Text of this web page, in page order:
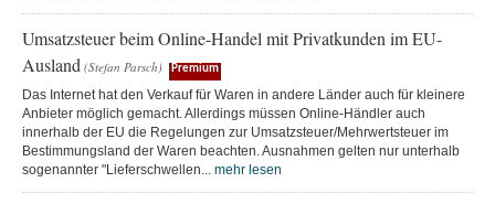
Umsatzsteuer beim Online-Handel mit Privatkunden im EU-
Ausland (Stefan Parsch) Premium
Das Internet hat den Verkauf für Waren in andere Länder auch für kleinere
Anbieter möglich gemacht. Allerdings müssen Online-Händler auch
innerhalb der EU die Regelungen zur Umsatzsteuer/Mehrwertsteuer im
Bestimmungsland der Waren beachten. Ausnahmen gelten nur unterhalb
sogenannter "Lieferschwellen... mehr lesen